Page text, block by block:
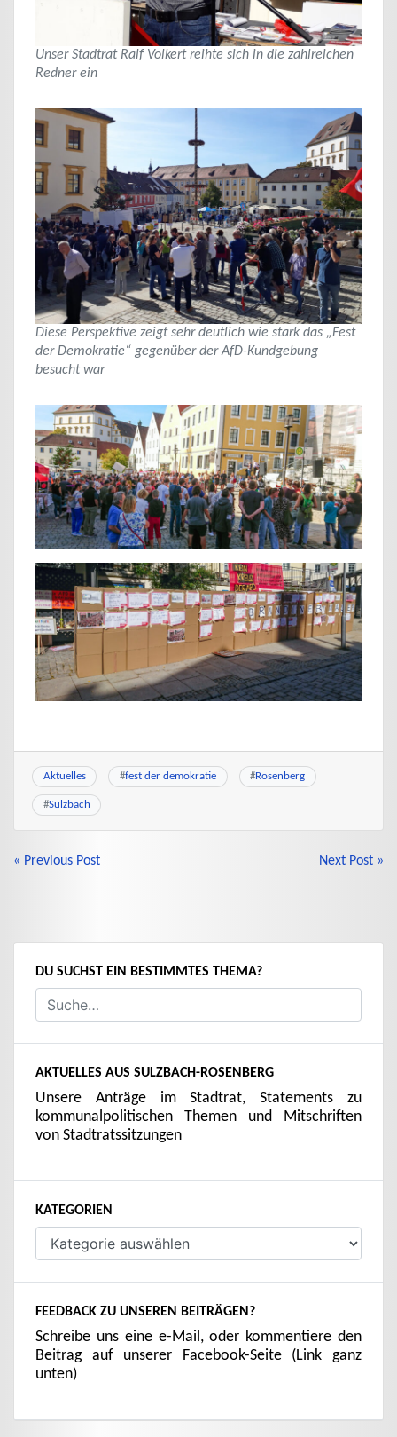
Unser Stadtrat Ralf Volkert reihte sich in die zahlreichen
Redner ein
Diese Perspektive zeigt sehr deutlich wie stark das „Fest
der Demokratie“ gegenüber der AfD-Kundgebung
besucht war
Aktuelles #fest der demokratie #Rosenberg
#Sulzbach
BEITRAGSNAVIGATION
« Previous Post Next Post »
DU SUCHST EIN BESTIMMTES THEMA?
AKTUELLES AUS SULZBACH-ROSENBERG
Unsere Anträge im Stadtrat, Statements zu
kommunalpolitischen Themen und Mitschriften
von Stadtratssitzungen
KATEGORIEN
Kategorien
FEEDBACK ZU UNSEREN BEITRÄGEN?
Schreibe uns eine e-Mail, oder kommentiere den
Beitrag auf unserer Facebook-Seite (Link ganz
unten)